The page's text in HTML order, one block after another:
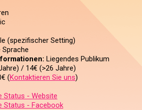
(spezifischer Setting)
Sprache
Liegendes Publikum
/ 14€ (>26 Jahre)
(Kontaktieren Sie uns)
Status - Website
Status - Facebook